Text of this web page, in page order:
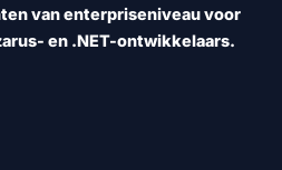
van enterpriseniveau voor
en .NET-ontwikkelaars.